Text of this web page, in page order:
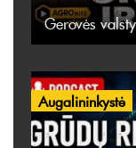
Gerovės
Augalininkystė